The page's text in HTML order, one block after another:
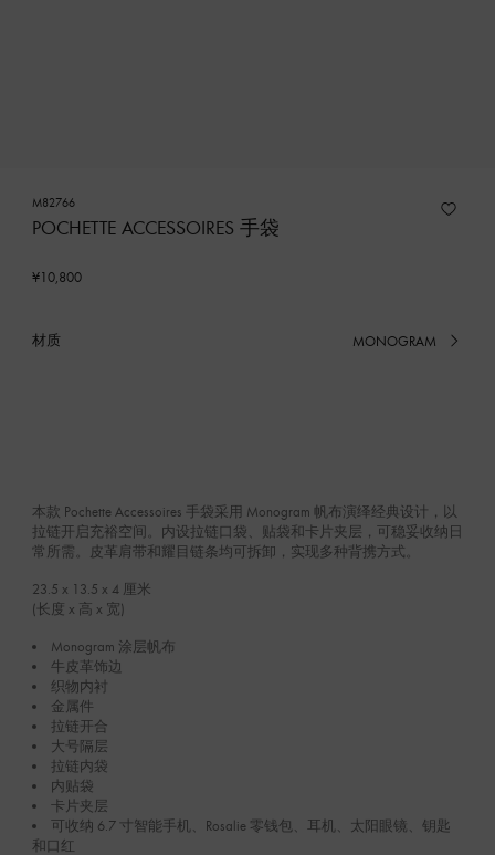
M82766
POCHETTE ACCESSOIRES 手袋
¥10,800
材质 MONOGRAM
已
本款 Pochette Accessoires 手袋采用 Monogram 帆布演绎经典设计，以
拉链开启充裕空间。内设拉链口袋、贴袋和卡片夹层，可稳妥收纳日
常所需。皮革肩带和耀目链条均可拆卸，实现多种背携方式。
23.5 x 13.5 x 4厘米
(长度 x 高 x 宽)
Monogram 涂层帆布
牛皮革饰边
织物内衬
金属件
拉链开合
大号隔层
拉链内袋
内贴袋
卡片夹层
可收纳 6.7 寸智能手机、Rosalie 零钱包、耳机、太阳眼镜、钥匙
和口红